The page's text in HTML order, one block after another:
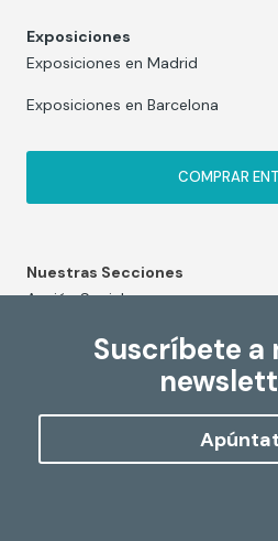
Suscríbete a
Exposiciones
Exposiciones en Madrid
Exposiciones en Barcelona
COMPRAR
Nuestras Secciones
Acción Social
Arte y cultura
Educación y divulgación
Premios y ayudas
FSE+